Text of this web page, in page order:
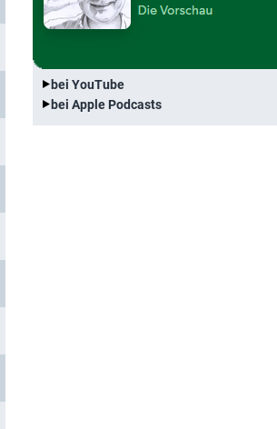
bei YouTube
bei Apple Podcasts